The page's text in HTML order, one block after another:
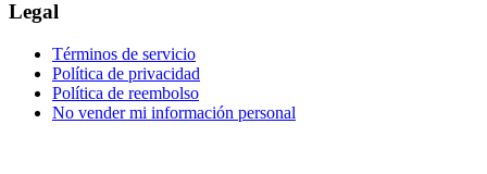
Legal
Términos de servicio
Política de privacidad
Política de reembolso
No vender mi información personal